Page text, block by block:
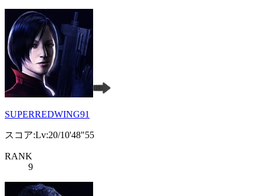
SUPERREDWING91
スコア:Lv:20/10'48"55
RANK
9